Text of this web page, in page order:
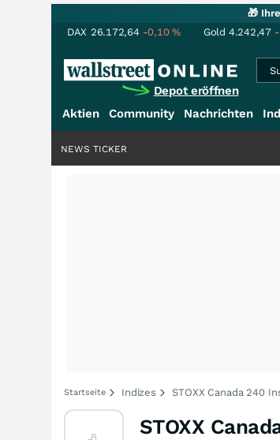
🎁
DAX 26.172,64 -0,10% Gold 4.242,47
Depot eröffnen
Aktien
Community Nachrichten
NEWS TICKER
Startseite Indizes STOXX Canada 240
STOXX